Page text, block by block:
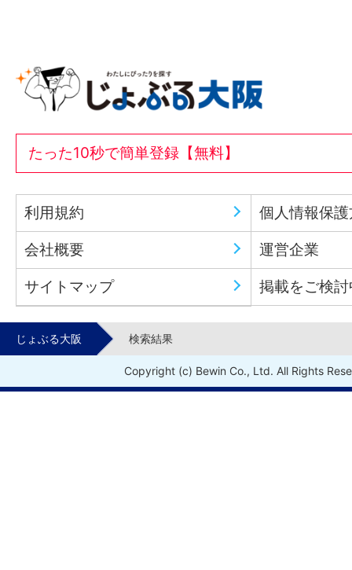
たった10秒で簡単登録【無料】
利用規約 個人情報保
会社概要 運営企業
サイトマップ 掲載をご検
じょぶる大阪 検索結果
Copyright (c) Bewin Co., Ltd. All Rights